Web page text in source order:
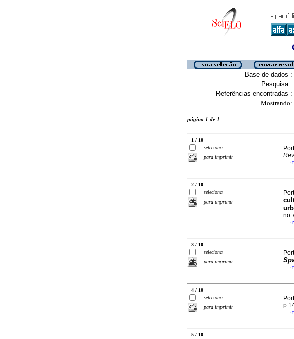
Base de dados :
Pesquisa :
Referências encontradas :
Mostrando:
página 1 de 1
1 / 10
seleciona
para imprimir
·
2 / 10
seleciona
para imprimir
·
3 / 10
seleciona
para imprimir
·
4 / 10
seleciona
para imprimir
·
5 / 10